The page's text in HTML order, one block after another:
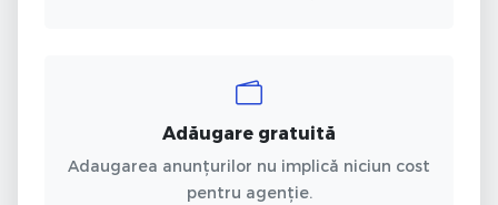
Adăugare gratuită
Adaugarea anunțurilor nu implică niciun cost
pentru agenție.